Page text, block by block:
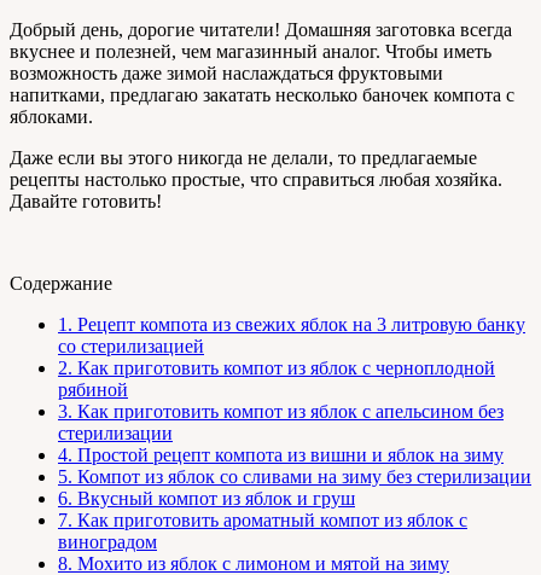
Добрый день, дорогие читатели! Домашняя заготовка всегда
вкуснее и полезней, чем магазинный аналог. Чтобы иметь
возможность даже зимой наслаждаться фруктовыми
напитками, предлагаю закатать несколько баночек компота с
яблоками.
Даже если вы этого никогда не делали, то предлагаемые
рецепты настолько простые, что справиться любая хозяйка.
Давайте готовить!
Содержание
1. Рецепт компота из свежих яблок на 3 литровую банку
со стерилизацией
2. Как приготовить компот из яблок с черноплодной
рябиной
3. Как приготовить компот из яблок с апельсином без
стерилизации
4. Простой рецепт компота из вишни и яблок на зиму
5. Компот из яблок со сливами на зиму без стерилизации
6. Вкусный компот из яблок и груш
7. Как приготовить ароматный компот из яблок с
виноградом
8. Мохито из яблок с лимоном и мятой на зиму